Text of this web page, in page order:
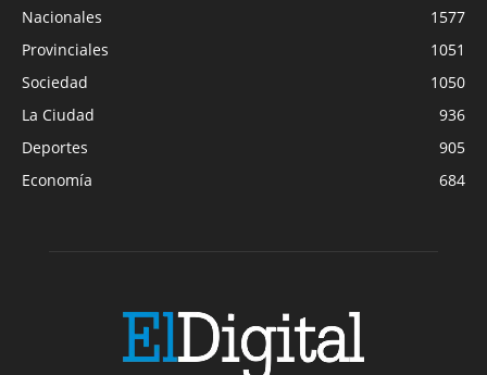
Nacionales
1577
Provinciales
1051
Sociedad
1050
La Ciudad
936
Deportes
905
Economía
684